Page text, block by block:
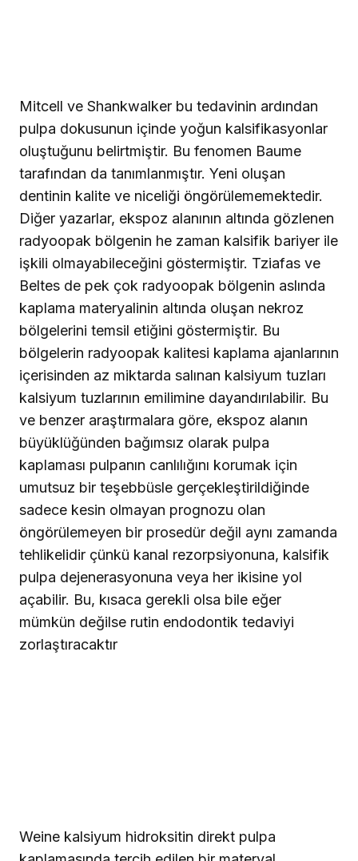
Mitcell ve Shankwalker bu tedavinin ardından
pulpa dokusunun içinde yoğun kalsifikasyonlar
oluştuğunu belirtmiştir. Bu fenomen Baume
tarafından da tanımlanmıştır. Yeni oluşan
dentinin kalite ve niceliği öngörülememektedir.
Diğer yazarlar, ekspoz alanının altında gözlenen
radyoopak bölgenin he zaman kalsifik bariyer ile
işkili olmayabileceğini göstermiştir. Tziafas ve
Beltes de pek çok radyoopak bölgenin aslında
kaplama materyalinin altında oluşan nekroz
bölgelerini temsil etiğini göstermiştir. Bu
bölgelerin radyoopak kalitesi kaplama ajanlarının
içerisinden az miktarda salınan kalsiyum tuzları
kalsiyum tuzlarının emilimine dayandırılabilir. Bu
ve benzer araştırmalara göre, ekspoz alanın
büyüklüğünden bağımsız olarak pulpa
kaplaması pulpanın canlılığını korumak için
umutsuz bir teşebbüsle gerçekleştirildiğinde
sadece kesin olmayan prognozu olan
öngörülemeyen bir prosedür değil aynı zamanda
tehlikelidir çünkü kanal rezorpsiyonuna, kalsifik
pulpa dejenerasyonuna veya her ikisine yol
açabilir. Bu, kısaca gerekli olsa bile eğer
mümkün değilse rutin endodontik tedaviyi
zorlaştıracaktır
Weine kalsiyum hidroksitin direkt pulpa